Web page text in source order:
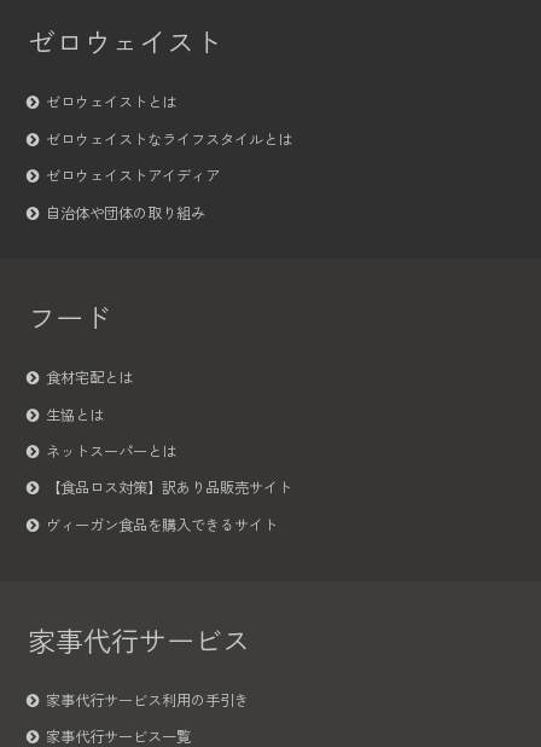
ゼロウェイスト
ゼロウェイストとは
ゼロウェイストなライフスタイルとは
ゼロウェイストアイディア
自治体や団体の取り組み
フード
食材宅配とは
生協とは
ネットスーパーとは
【食品ロス対策】訳あり品販売サイト
ヴィーガン食品を購入できるサイト
家事代行サービス
家事代行サービス利用の手引き
家事代行サービス一覧